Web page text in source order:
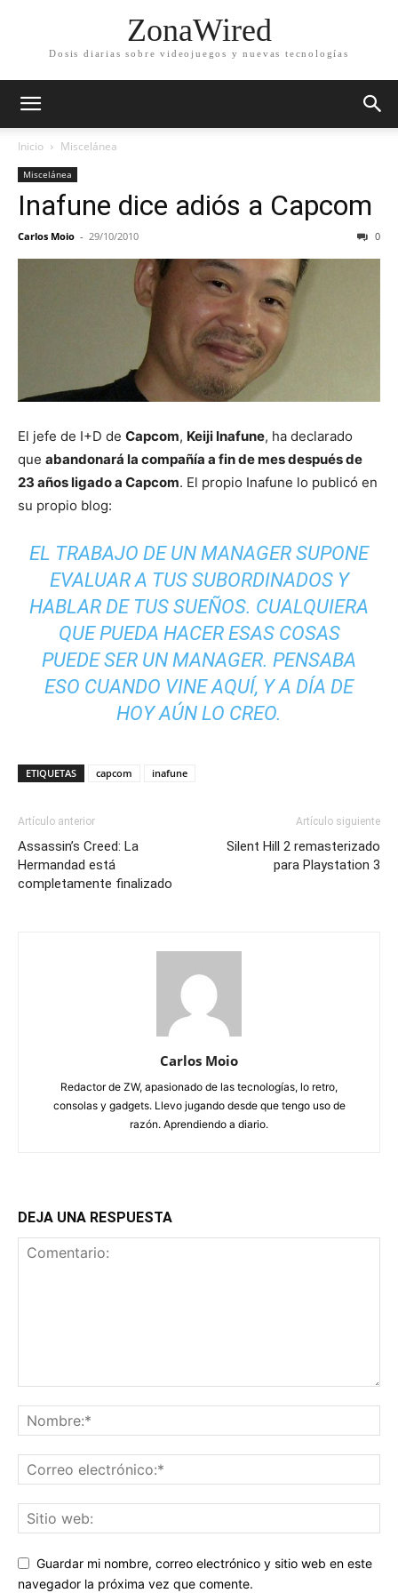
ZonaWired
Dosis diarias sobre videojuegos y nuevas tecnologías
Inicio Miscelánea
Miscelánea
Inafune dice adiós a Capcom
Carlos Moio - 29/10/2010 0
El jefe de I+D de Capcom, Keiji Inafune, ha declarado
que abandonará la compañía a fin de mes después de
23 años ligado a Capcom. El propio Inafune lo publicó en
su propio blog:
EL TRABAJO DE UN MANAGER SUPONE
EVALUAR A TUS SUBORDINADOS Y
HABLAR DE TUS SUEÑOS. CUALQUIERA
QUE PUEDA HACER ESAS COSAS
PUEDE SER UN MANAGER. PENSABA
ESO CUANDO VINE AQUÍ, Y A DÍA DE
HOY AÚN LO CREO.
ETIQUETAS capcom inafune
Artículo anterior
Assassin’s Creed: La
Hermandad está
completamente finalizado
Artículo siguiente
Silent Hill 2 remasterizado
para Playstation 3
Carlos Moio
Redactor de ZW, apasionado de las tecnologías, lo retro,
consolas y gadgets. Llevo jugando desde que tengo uso de
razón. Aprendiendo a diario.
DEJA UNA RESPUESTA
Guardar mi nombre, correo electrónico y sitio web en este
navegador la próxima vez que comente.